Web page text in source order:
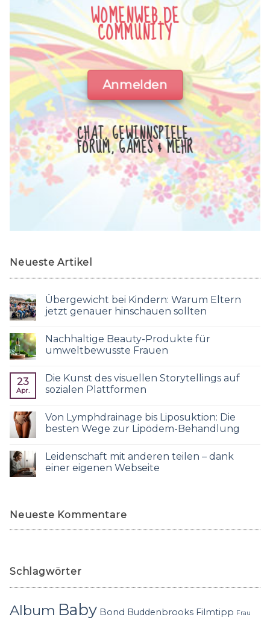
WOMENWEB.DE
COMMUNITY
Anmelden
CHAT, GEWINNSPIELE,
FORUM, GAMES & MEHR
Neueste Artikel
Übergewicht bei Kindern: Warum Eltern
jetzt genauer hinschauen sollten
Nachhaltige Beauty-Produkte für
umweltbewusste Frauen
23
Apr.
Die Kunst des visuellen Storytellings auf
sozialen Plattformen
Von Lymphdrainage bis Liposuktion: Die
besten Wege zur Lipödem-Behandlung
Leidenschaft mit anderen teilen – dank
einer eigenen Webseite
Neueste Kommentare
Schlagwörter
Album Baby Bond Buddenbrooks Filmtipp Frau